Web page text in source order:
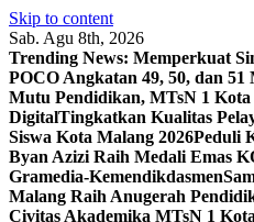
Skip to content
Sab. Agu 8th, 2026
Trending News: Memperkuat
POCO Angkatan 49, 50, dan
Mutu Pendidikan, MTsN 1
DigitalTingkatkan Kualitas
Siswa Kota Malang 2026Peduli
Byan Azizi Raih Medali Emas
Gramedia-Kemendikdasmen
Malang Raih Anugerah
Civitas Akademika MTsN 1